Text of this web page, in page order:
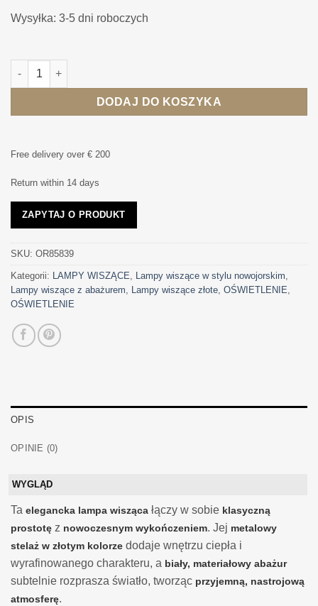
Wysyłka: 3-5 dni roboczych
ilość LAMPA WISZĄCA, dekoracyjna, złote wykończenie,
DODAJ DO KOSZYKA
Free delivery over € 200
Return within 14 days
ZAPYTAJ O PRODUKT
SKU: OR85839
Kategorii: LAMPY WISZĄCE Lampy wiszące w stylu nowojorskim
Lampy wiszące z abażurem
Lampy wiszące złote OŚWIETLENIE
OŚWIETLENIE
OPIS
OPINIE (0)
WYGLĄD
Ta elegancka lampa wisząca łączy w sobie klasyczną
prostotę z nowoczesnym wykończeniem. Jej metalowy
stelaż w złotym kolorze dodaje wnętrzu ciepła i
wyrafinowanego charakteru, a biały, materiałowy abażur
subtelnie rozprasza światło, tworząc przyjemną, nastrojową
atmosferę.